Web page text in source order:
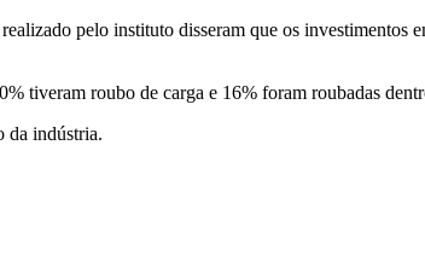
pelo instituto disseram que os investimentos
tiveram roubo de carga e 16% foram roubadas
da indústria.